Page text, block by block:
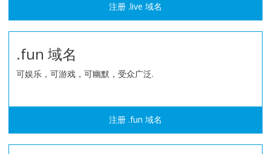
注册 .live 域名
.fun 域名
可娱乐，可游戏，可幽默，受众广泛.
注册 .fun 域名